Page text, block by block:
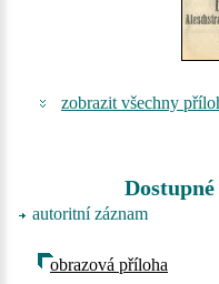
zobrazit všechny
autoritní záznam
obrazová příloha